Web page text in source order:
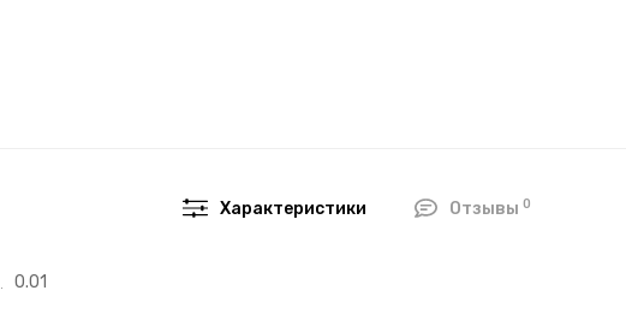
Характеристики Отзывы 0
0.01